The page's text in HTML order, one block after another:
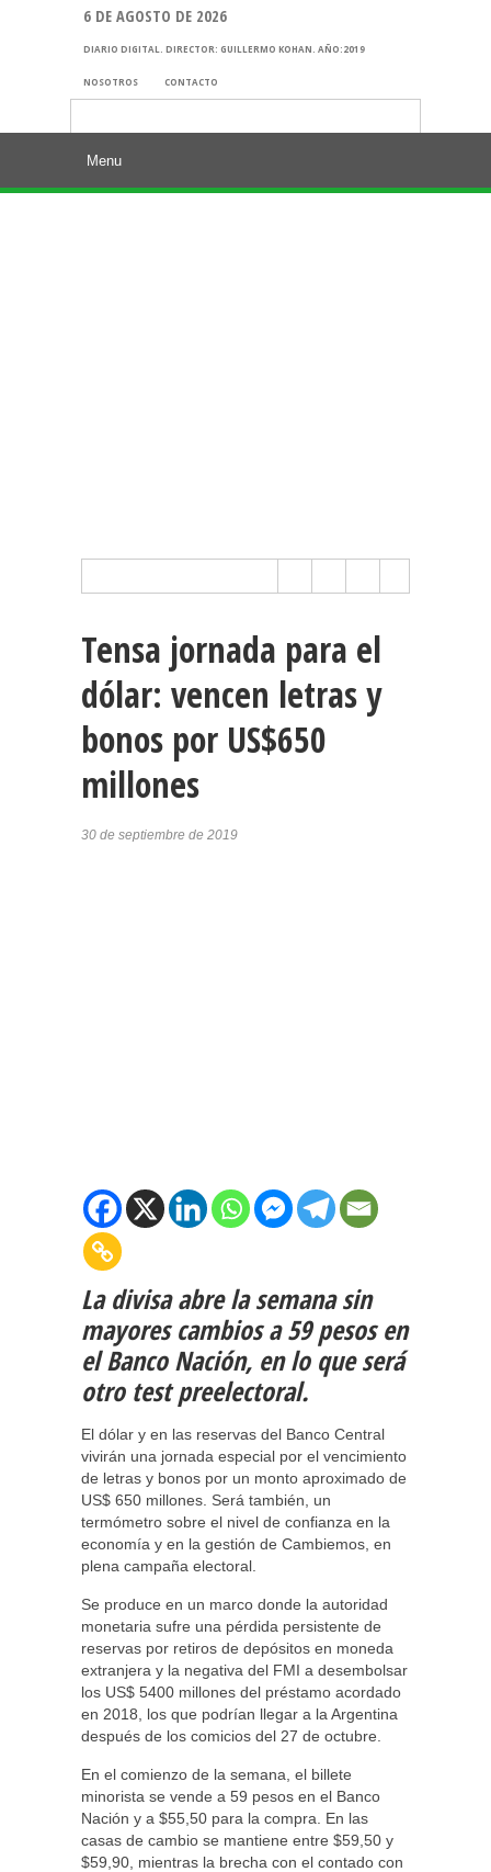
6 DE AGOSTO DE 2026
DIARIO DIGITAL. DIRECTOR: GUILLERMO KOHAN. AÑO:2019
NOSOTROS CONTACTO
Tensa jornada para el
dólar: vencen letras y
bonos por US$650
millones
30 de septiembre de 2019
La divisa abre la semana sin
mayores cambios a 59 pesos en
el Banco Nación, en lo que será
otro test preelectoral.
El dólar y en las reservas del Banco Central
vivirán una jornada especial por el vencimiento
de letras y bonos por un monto aproximado de
US$ 650 millones. Será también, un
termómetro sobre el nivel de confianza en la
economía y en la gestión de Cambiemos, en
plena campaña electoral.
Se produce en un marco donde la autoridad
monetaria sufre una pérdida persistente de
reservas por retiros de depósitos en moneda
extranjera y la negativa del FMI a desembolsar
los US$ 5400 millones del préstamo acordado
en 2018, los que podrían llegar a la Argentina
después de los comicios del 27 de octubre.
En el comienzo de la semana, el billete
minorista se vende a 59 pesos en el Banco
Nación y a $55,50 para la compra. En las
casas de cambio se mantiene entre $59,50 y
$59,90, mientras la brecha con el contado con